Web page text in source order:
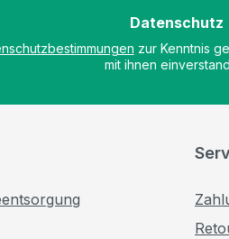
Datenschutz
zur Kenntnis
mit ihnen